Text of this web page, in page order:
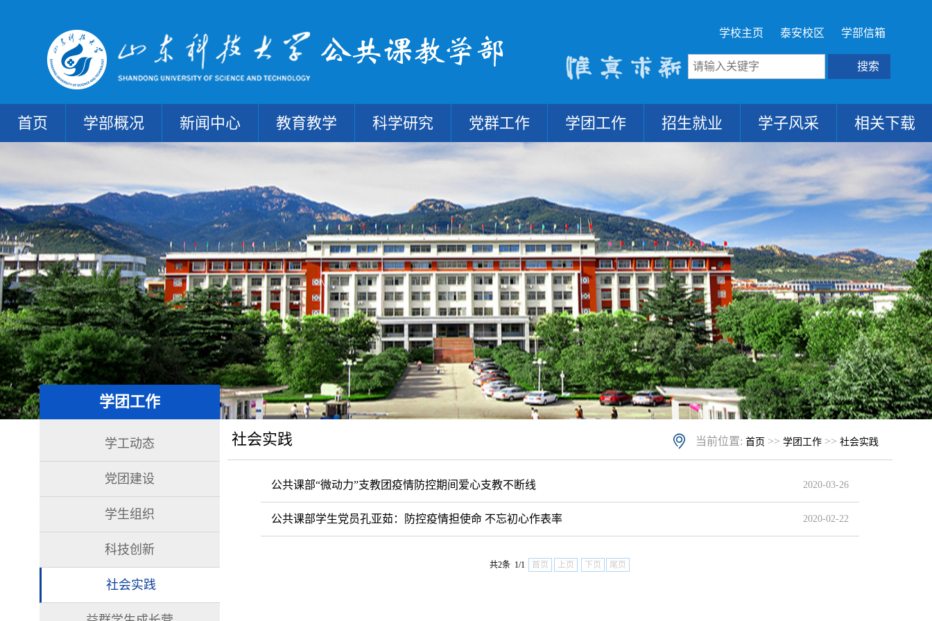
学校主页 泰安校区 学部信箱
首页 学部概况 新闻中心 教育教学 科学研究 党群工作 学团工作 招生就业 学子风采 相关下载
学团工作
学工动态
党团建设
学生组织
科技创新
社会实践
社会实践 当前位置: 首页 >> 学团工作 >> 社会实践
公共课部“微动力”支教团疫情防控期间爱心支教不断线 2020-03-26
公共课部学生党员孔亚茹：防控疫情担使命 不忘初心作表率 2020-02-22
共2条 1/1 首页 上页 下页 尾页